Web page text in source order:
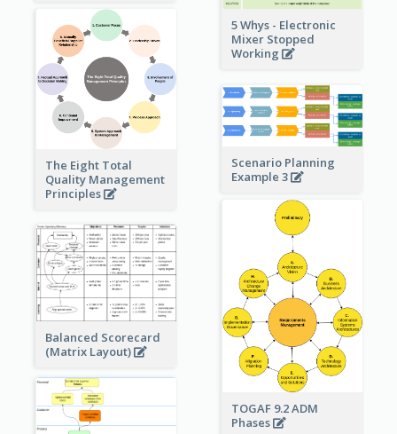
5 Whys - Electronic
Mixer Stopped
Working
The Eight Total
Quality Management
Principles
Scenario Planning
Example 3
TOGAF 9.2 ADM
Phases
Balanced Scorecard
(Matrix Layout)